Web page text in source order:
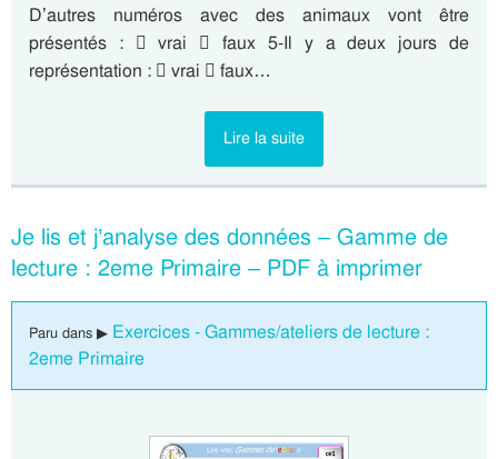
D’autres numéros avec des animaux vont être
présentés :  vrai  faux 5-Il y a deux jours de
représentation :  vrai  faux…
Lire la suite
Je lis et j’analyse des données – Gamme de
lecture : 2eme Primaire – PDF à imprimer
Paru dans ▶ Exercices - Gammes/ateliers de lecture :
2eme Primaire